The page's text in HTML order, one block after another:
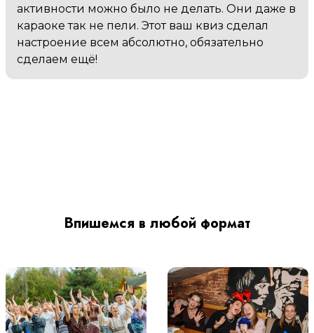
активности можно было не делать. Они даже в
караоке так не пели. Этот ваш квиз сделал
настроение всем абсолютно, обязательно
сделаем ещё!
Впишемся в любой формат